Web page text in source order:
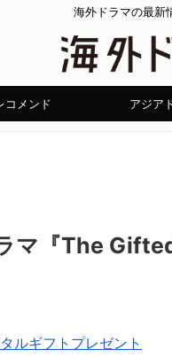
海外ドラマの最新
コメンド アジア
マ『The